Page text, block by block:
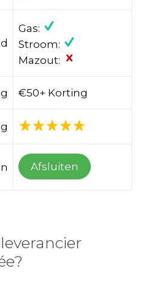
Gas:
Stroom:
Mazout:
€50+ Korting
Afsluiten